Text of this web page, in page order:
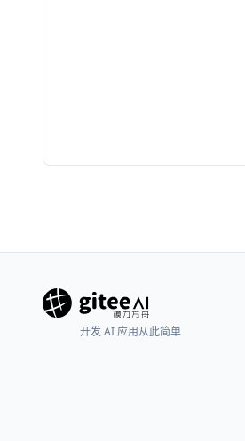
开发 AI 应用从此简单